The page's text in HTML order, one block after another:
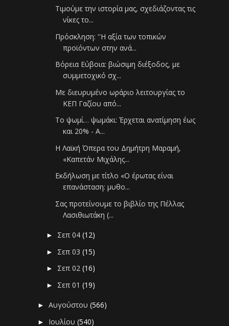
Τιμούμε την ιστορία μας, σχεδιάζοντας τις
νίκες το...
Πρόσκληση: ''Η αξία των τοπικών
προϊόντων στην ανά...
Βόρεια Εύβοια: βιώσιμη διέξοδος, με
συμμετοχικό σχ...
Με διευρυμένο ωράριο λειτουργίας το
ΚΕΠ Γαζίου από...
Το ψωμί… ψωμάκι: Έρχεται ανατίμηση έως
και 20% - Α...
Η Λαϊκή Όπερα του Δημήτρη Μαραμή,
«Καπετάν Μιχάλης...
Εκδήλωση με τίτλο «Ο έρωτας είναι
επανάσταση: μυθο...
Σας προτείνουμε το βιβλίο της Πέλλας
Λασιθιωτάκη (...
► Σεπ 04(12)
► Σεπ 03(15)
► Σεπ 02(16)
► Σεπ 01(19)
►Αυγούστου(566)
► Ιουλίου(540)